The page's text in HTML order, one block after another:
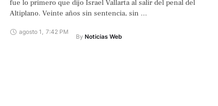
fue lo primero que dijo Israel Vallarta al salir del penal del
Altiplano. Veinte años sin sentencia, sin …
agosto 1 , 7:42 PM
By Noticias Web